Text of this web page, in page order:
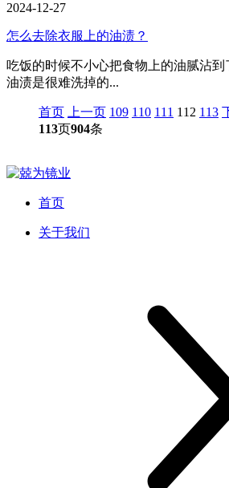
2024-12-27
怎么去除衣服上的油渍？
吃饭的时候不小心把食物上的油腻沾
油渍是很难洗掉的...
首页 上一页 109 110 111 112 113
113页904条
首页
关于我们